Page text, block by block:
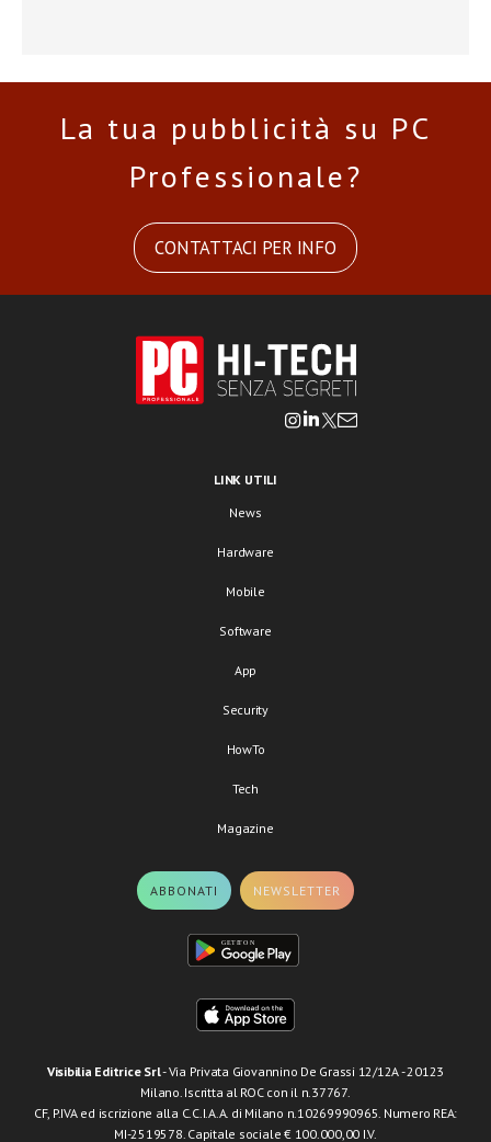
La tua pubblicità su PC
Professionale?
CONTATTACI PER INFO
LINK UTILI
News
Hardware
Mobile
Software
App
Security
HowTo
Tech
Magazine
ABBONATI NEWSLETTER
Visibilia Editrice Srl- Via Privata Giovannino De Grassi 12/12A - 20123
Milano. Iscritta al ROC con il n.37767.
CF, P.IVA ed iscrizione alla C.C.I.A.A. di Milano n.10269990965. Numero REA:
MI-2519578. Capitale sociale € 100.000,00 I.V.